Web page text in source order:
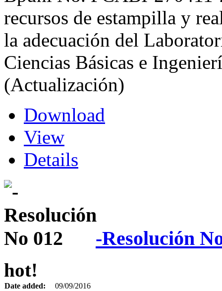
recursos de estampilla y
la adecuación del
Ciencias Básicas e
(Actualización)
Download
View
Details
-Resolución
hot!
Date added:
09/09/2016